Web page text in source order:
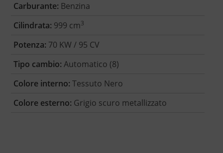
Carburante: Benzina
Cilindrata: 999 cm3
Potenza: 70 KW / 95 CV
Tipo cambio: Automatico (8)
Colore interno: Tessuto Nero
Colore esterno: Grigio scuro metallizzato